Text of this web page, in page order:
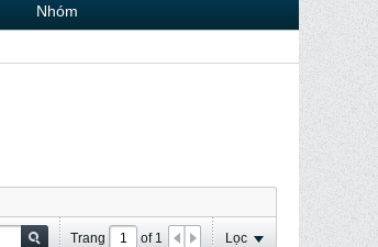
Nhóm
Trang of 1 Lọc